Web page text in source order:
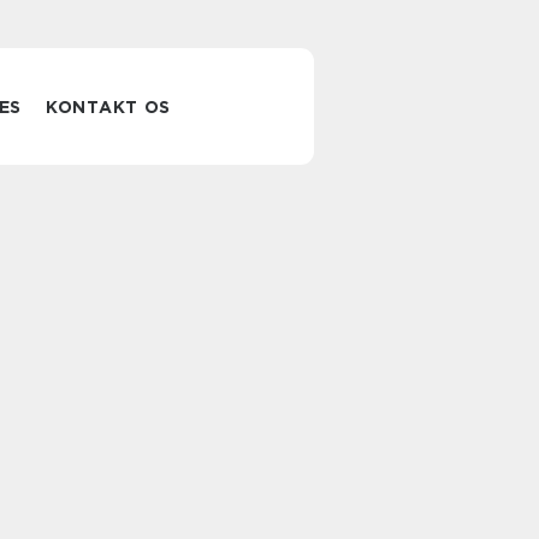
KONTAKT OS